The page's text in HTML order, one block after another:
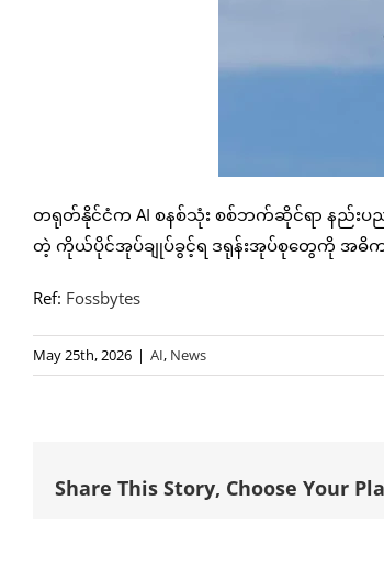
တရုတ်နိုင်ငံက AI စနစ်သုံး စစ်ဘက်ဆိုင်ရာ နည်
တဲ့ ကိုယ်ပိုင်အုပ်ချုပ်ခွင့်ရ ဒရုန်းအုပ်စုတွေကို အဓိ
Ref: Fossbytes
May 25th, 2026 | AI, News
Share This Story, Choose Your